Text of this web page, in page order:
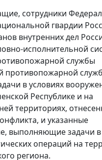
сотрудники
гвардии
внутренних дел
исполнительной
службы
противопожарной
в условиях
Республике и на
территориях,
и указанные
выполняющие задачи в
операций на
региона.